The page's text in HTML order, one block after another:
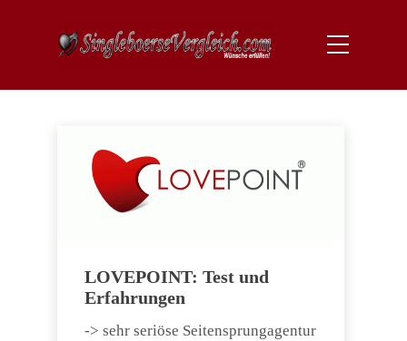
LOVEPOINT: Test und
Erfahrungen
-> sehr seriöse Seitensprungagentur